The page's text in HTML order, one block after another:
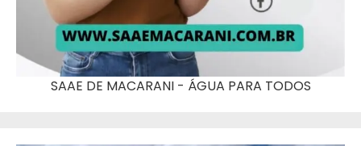
SAAE DE MACARANI - ÁGUA PARA TODOS